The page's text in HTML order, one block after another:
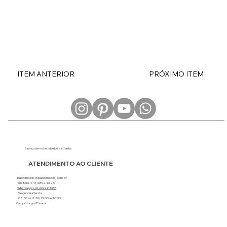
ITEM ANTERIOR PRÓXIMO ITEM
Fábrica de móveis bebê e infantis
puppimobile@puppimobile.com.br
Telefone: (41) 3392-1626
Whatsapp: (41) 992111337
Segunda a Sexta
08:30 as 11:30 | 13:00 as 16:30
Campo Largo/Paraná
ATENDIMENTO AO CLIENTE